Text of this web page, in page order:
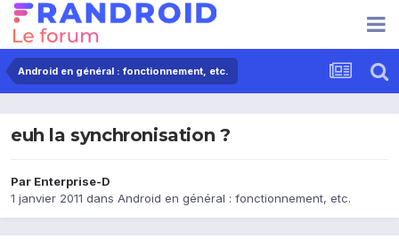
Android en général : fonctionnement, etc.
euh la synchronisation ?
Par Enterprise-D
1 janvier 2011 dans Android en général : fonctionnement, etc.